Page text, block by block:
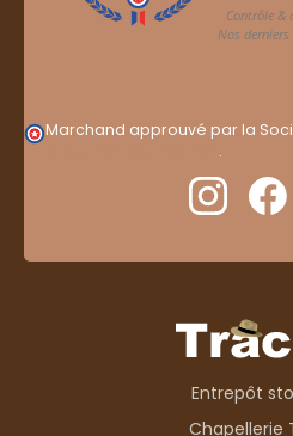
Marchand approuvé par la
.
Entrepôt
Chapellerie